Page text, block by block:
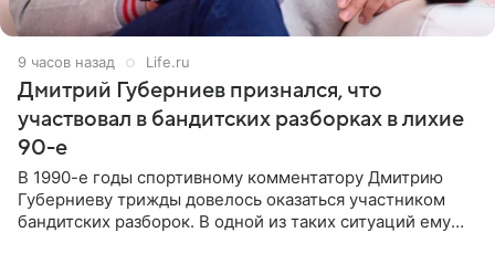
9 часов назад Life.ru
Дмитрий Губерниев признался, что
участвовал в бандитских разборках в лихие
90-е
В 1990-е годы спортивному комментатору Дмитрию
Губерниеву трижды довелось оказаться участником
бандитских разборок. В одной из таких ситуаций ему